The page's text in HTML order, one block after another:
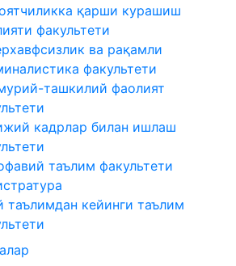
қарши курашиш
факультети
ва рақамли
факультети
ташкилий фаолият
кадрлар билан ишлаш
таълим факультети
таълимдан кейинги таълим